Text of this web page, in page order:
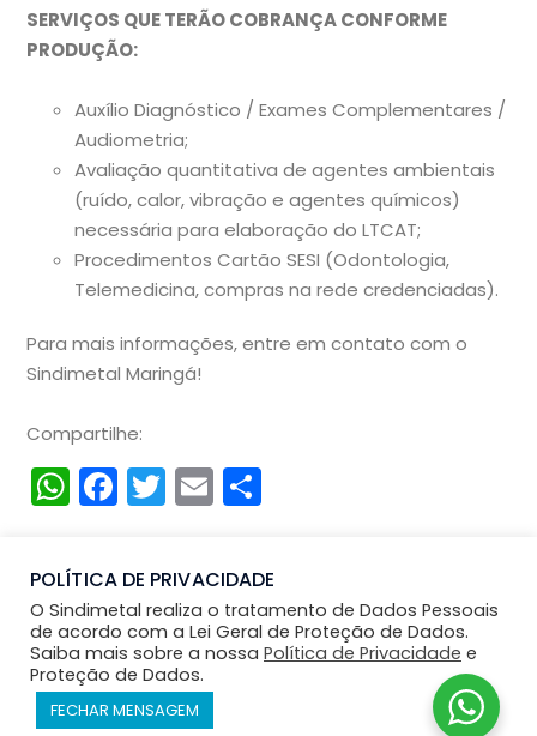
SERVIÇOS QUE TERÃO COBRANÇA CONFORME
PRODUÇÃO:
Auxílio Diagnóstico / Exames Complementares /
Audiometria;
Avaliação quantitativa de agentes ambientais
(ruído, calor, vibração e agentes químicos)
necessária para elaboração do LTCAT;
Procedimentos Cartão SESI (Odontologia,
Telemedicina, compras na rede credenciadas).
Para mais informações, entre em contato com o
Sindimetal Maringá!
Compartilhe:
WhatsApp
Facebook
Twitter
Email
Desenvolvimento - SUPERPROPAGANDA
POLÍTICA DE PRIVACIDADE
O Sindimetal realiza o tratamento de Dados Pessoais
de acordo com a Lei Geral de Proteção de Dados.
Saiba mais sobre a nossa Política de Privacidade e
Proteção de Dados.
FECHAR MENSAGEM